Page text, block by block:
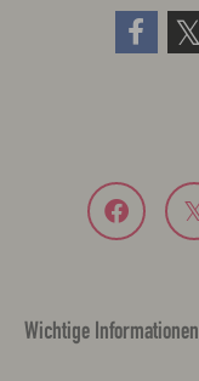
Wichtige Informationen